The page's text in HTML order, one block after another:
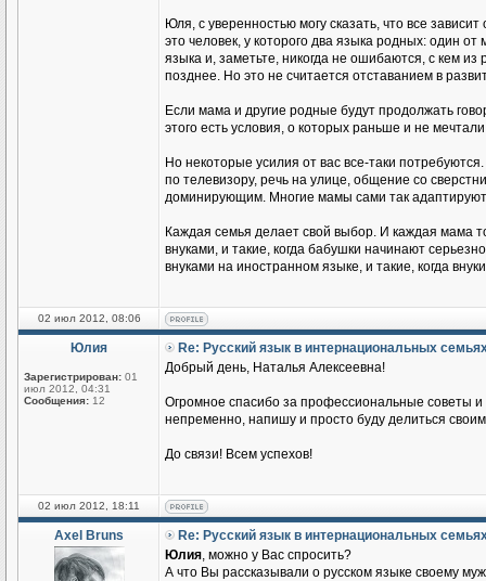
Юля, с уверенностью могу сказать, что все
это человек, у которого два языка родных: один
языка и, заметьте, никогда не ошибаются, с кем из
позднее. Но это не считается отставанием в
Если мама и другие родные будут продолжать
этого есть условия, о которых раньше и не
Но некоторые усилия от вас все-таки
по телевизору, речь на улице, общение со
доминирующим. Многие мамы сами так
Каждая семья делает свой выбор. И каждая мама
внуками, и такие, когда бабушки начинают
внуками на иностранном языке, и такие, когда
02 июл 2012, 08:06
Юлия
Зарегистрирован: 01
июл 2012, 04:31
Сообщения: 12
Re: Русский язык в интернациональных
Добрый день, Наталья Алексеевна!
Огромное спасибо за профессиональные советы
непременно, напишу и просто буду делиться
До связи! Всем успехов!
02 июл 2012, 18:11
Axel Bruns
Re: Русский язык в интернациональных
Юлия, можно у Вас спросить?
А что Вы рассказывали о русском языке своему